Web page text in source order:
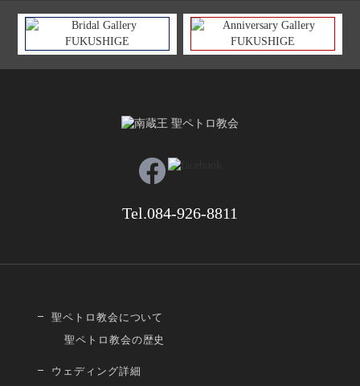
Tel.084-926-8811
聖ペトロ教会について
聖ペトロ教会の歴史
ウェディング詳細